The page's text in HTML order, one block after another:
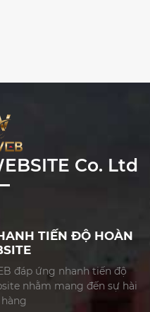
Co. Ltd
TIẾN ĐỘ HOÀN
đáp ứng nhanh tiến độ
nhằm mang đến sự hài